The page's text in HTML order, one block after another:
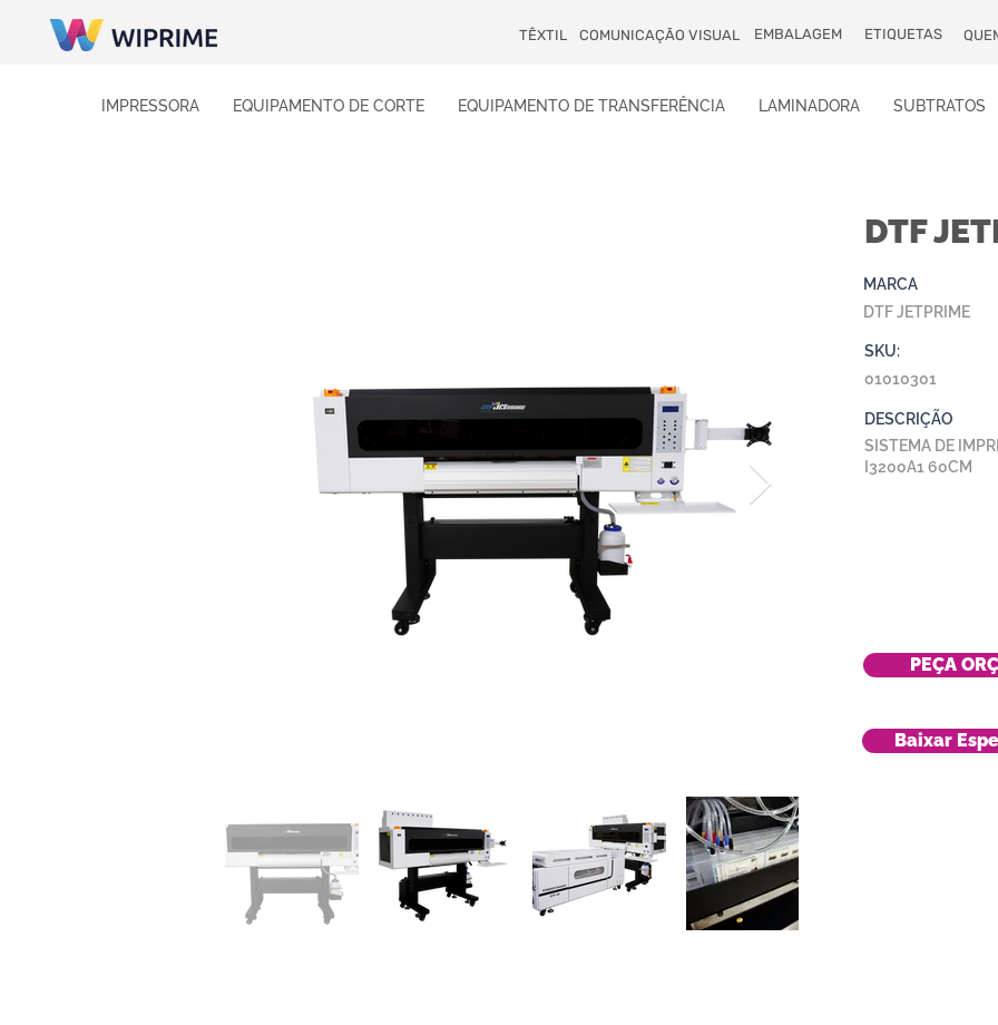
TÊXTIL COMUNICAÇÃO VISUAL EMBALAGEM ETIQUETAS
IMPRESSORA EQUIPAMENTO DE CORTE EQUIPAMENTO DE TRANSFERÊNCIA LAMINADORA SUBTRATOS
DTF
MARCA
DTF JETPRIME
SKU:
01010301
DESCRIÇÃO
SISTEMA DE
I3200A1 60CM
PEÇA
Baixar